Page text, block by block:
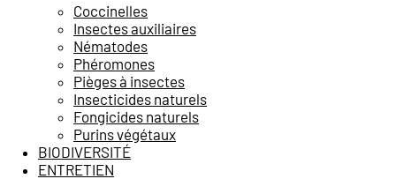
Coccinelles
Insectes auxiliaires
Nématodes
Phéromones
Pièges à insectes
Insecticides naturels
Fongicides naturels
Purins végétaux
BIODIVERSITÉ
ENTRETIEN